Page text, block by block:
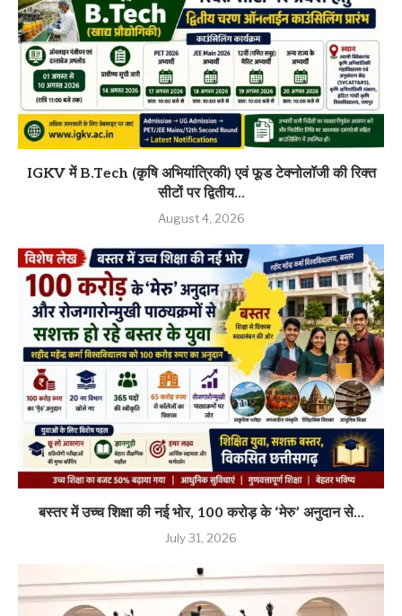
IGKV में B.Tech (कृषि अभियांत्रिकी) एवं फूड टेक्नोलॉजी की रिक्त
सीटों पर द्वितीय...
August 4, 2026
बस्तर में उच्च शिक्षा की नई भोर, 100 करोड़ के ‘मेरु’ अनुदान से...
July 31, 2026